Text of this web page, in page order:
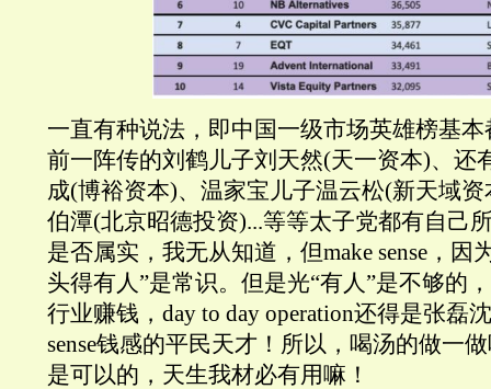
一直有种说法，即中国一级市场英雄榜基
前一阵传的刘鹤儿子刘天然(天一资本)、还
成(博裕资本)、温家宝儿子温云松(新天域
伯潭(北京昭德投资)...等等太子党都有自己
是否属实，我无从知道，但make sense，因
头得有人”是常识。但是光“有人”是不够的
行业赚钱，day to day operation还得是张磊
sense钱感的平民天才！所以，喝汤的做一
是可以的，天生我材必有用嘛！